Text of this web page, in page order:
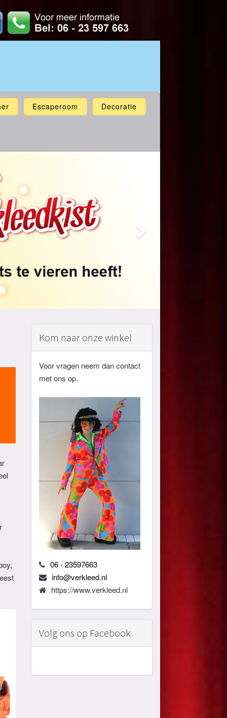
Escaperoom Decoratie
Kom naar onze winkel
Voor vragen neem dan contact
met ons op.
06 - 23597663
info@verkleed.nl
https://www.verkleed.nl
Volg ons op Facebook